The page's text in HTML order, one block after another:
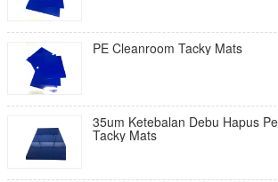
PE Cleanroom Tacky Mats
35um Ketebalan Debu Hapus
Tacky Mats